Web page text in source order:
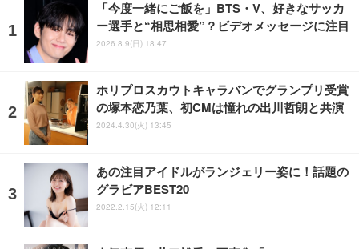
「今度一緒にご飯を」BTS・V、好きなサッカ
ー選手と“相思相愛”？ビデオメッセージに注目
2026.8.9(日) 18:47
ホリプロスカウトキャラバンでグランプリ受賞
の塚本恋乃葉、初CMは憧れの出川哲朗と共演
2024.4.30(火) 13:45
あの注目アイドルがランジェリー姿に！話題の
グラビアBEST20
2022.2.15(火) 12:11